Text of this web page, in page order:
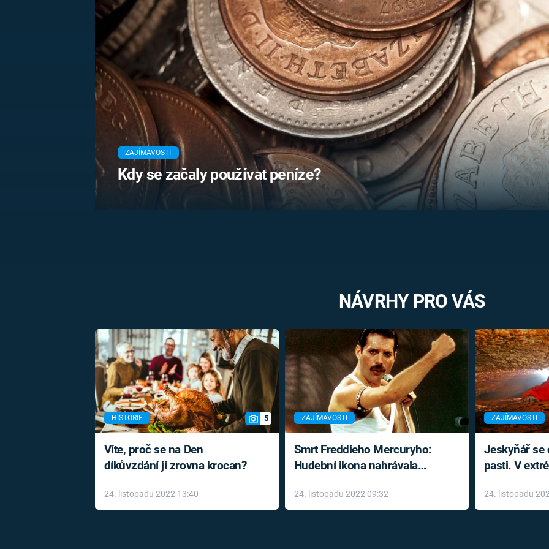
PRVNÍ SVĚTOVÁ
MARIE TEREZIE
NAPOLEON
BONAPARTE
BRITSKÁ
KRÁLOVSKÁ
RODINA
UFO A
MIMOZEMŠŤANÉ
UTAJENÉ PŘÍBĚHY
ČESKÝCH DĚJIN
ALTERNATIVNÍ
HISTORIE
FILMY
REALITA
HORORY
REALITA
OPTICKÉ
KLAMY
ZAJÍMAVOSTI
Kdy se začaly používat peníze?
NÁVRHY PRO VÁS
HISTORIE 5
Víte, proč se na Den
díkůvzdání jí zrovna krocan?
24. listopadu 2022 13:40
ZAJÍMAVOSTI
Smrt Freddieho Mercuryho:
Hudební ikona nahrávala
léky
24. listopadu 2022 09:32
ZAJÍMAVOSTI
Jeskyňář se
pasti. V
24. listopadu